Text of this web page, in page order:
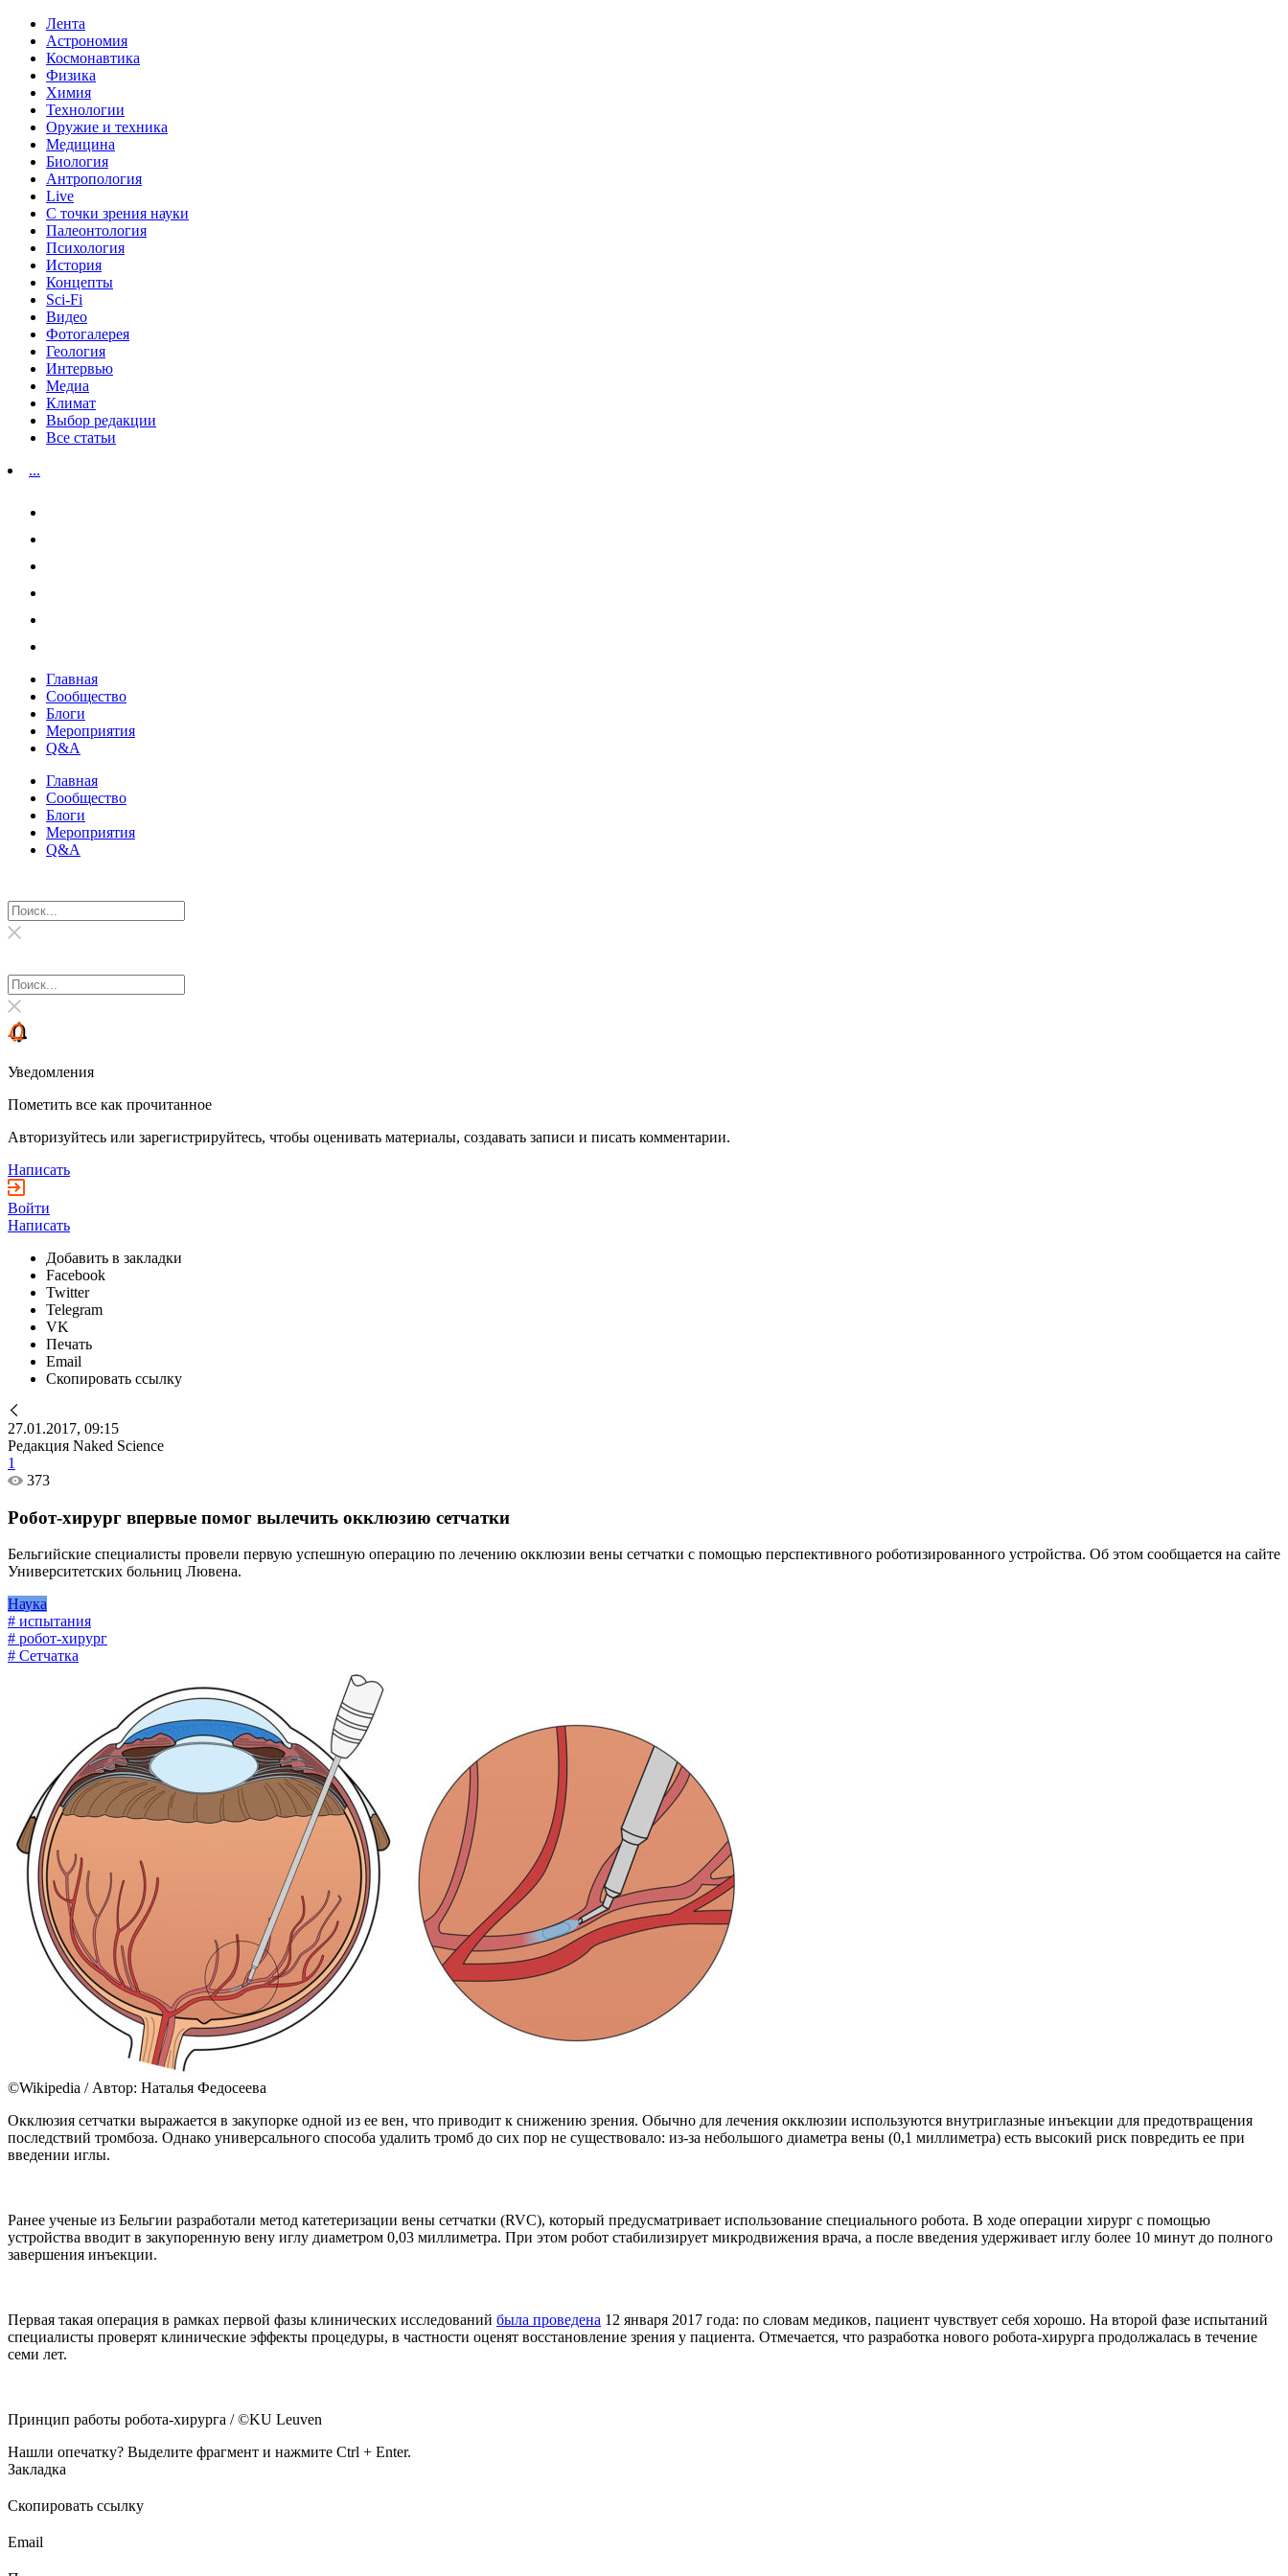
Лента
Астрономия
Космонавтика
Физика
Химия
Технологии
Оружие и техника
Медицина
Биология
Антропология
Live
С точки зрения науки
Палеонтология
Психология
История
Концепты
Sci-Fi
Видео
Фотогалерея
Геология
Интервью
Медиа
Климат
Выбор редакции
Все статьи
...
Главная
Сообщество
Блоги
Мероприятия
Q&A
Главная
Сообщество
Блоги
Мероприятия
Q&A
Уведомления
Пометить все как прочитанное
Авторизуйтесь или зарегистрируйтесь, чтобы оценивать материалы, создавать записи и писать комментарии.
Написать
Войти
Написать
Добавить в закладки
Facebook
Twitter
Telegram
VK
Печать
Email
Скопировать ссылку
27.01.2017, 09:15
Редакция Naked Science
1
373
Робот-хирург впервые помог вылечить окклюзию сетчатки
Бельгийские специалисты провели первую успешную операцию по лечению окклюзии вены сетчатки с помощью перспективного роботизированного устройства. Об этом сообщается на сайте
Университетских больниц Лювена.
Наука
# испытания
# робот-хирург
# Сетчатка
©Wikipedia / Автор: Наталья Федосеева
Окклюзия сетчатки выражается в закупорке одной из ее вен, что приводит к снижению зрения. Обычно для лечения окклюзии используются внутриглазные инъекции для предотвращения
последствий тромбоза. Однако универсального способа удалить тромб до сих пор не существовало: из-за небольшого диаметра вены (0,1 миллиметра) есть высокий риск повредить ее при
введении иглы.
Ранее ученые из Бельгии разработали метод катетеризации вены сетчатки (RVC), который предусматривает использование специального робота. В ходе операции хирург с помощью
устройства вводит в закупоренную вену иглу диаметром 0,03 миллиметра. При этом робот стабилизирует микродвижения врача, а после введения удерживает иглу более 10 минут до полного
завершения инъекции.
Первая такая операция в рамках первой фазы клинических исследований была проведена 12 января 2017 года: по словам медиков, пациент чувствует себя хорошо. На второй фазе испытаний
специалисты проверят клинические эффекты процедуры, в частности оценят восстановление зрения у пациента. Отмечается, что разработка нового робота-хирурга продолжалась в течение
семи лет.
Принцип работы робота-хирурга / ©KU Leuven
Нашли опечатку? Выделите фрагмент и нажмите Ctrl + Enter.
Закладка
Скопировать ссылку
Email